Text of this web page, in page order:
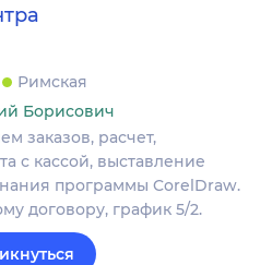
Римская
Борисович
заказов, расчет,
с кассой, выставление
программы CorelDraw.
договору, график 5/2.